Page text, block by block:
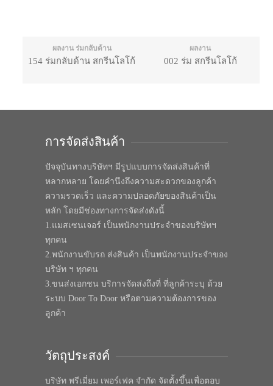
ผลงาน ร่มกลับด้าน
154 ร่มกลับด้าน สกรีนโลโก้
ผลงาน
002 ร่ม สกรีนโลโก้
การจัดส่งสินค้า
ปัจจุบันทางบริษัทฯ มีรูปแบบการจัดส่งสินค้าที่
หลากหลาย โดยคำนึงถึงความสะดวกของลูกค้า
ความรวดเร็ว และความปลอดภัยของสินค้าเป็น
หลัก โดยมีช่องทางการจัดส่งดังนี้
1.แมสเซนเจอร์ เป็นพนักงานประจำของบริษัทฯ
ทุกคน
2.พนักงานขับรถ ส่งสินค้า เป็นพนักงานประจำของ
บริษัท ฯ ทุกคน
3.ขนส่งเอกชน บริการจัดส่งถึงที่ ที่ลูกค้าระบุ ด้วย
ระบบ Door To Door หรือตามความต้องการของ
ลูกค้า
วัตถุประสงค์
บริษัท พรีเมี่ยม เพอร์เฟค จำกัด จัดตั้งขึ้นเพื่อตอบ